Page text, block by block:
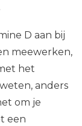
D aan bij
meewerken,
het
anders
om je
een